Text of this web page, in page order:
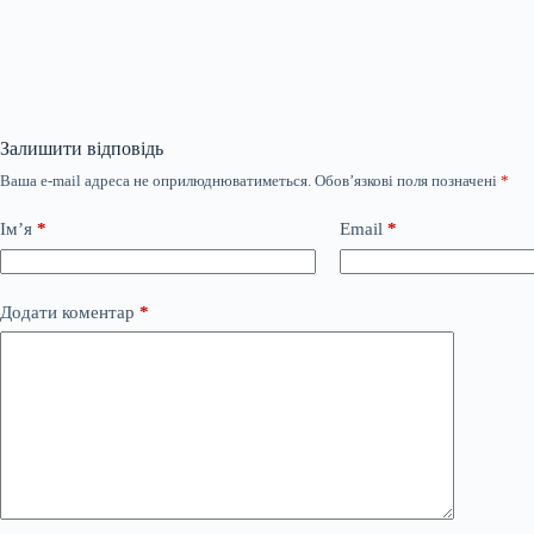
Залишити відповідь
Ваша e-mail адреса не оприлюднюватиметься. Обов’язкові поля позначені *
Ім’я * Email *
Додати коментар *